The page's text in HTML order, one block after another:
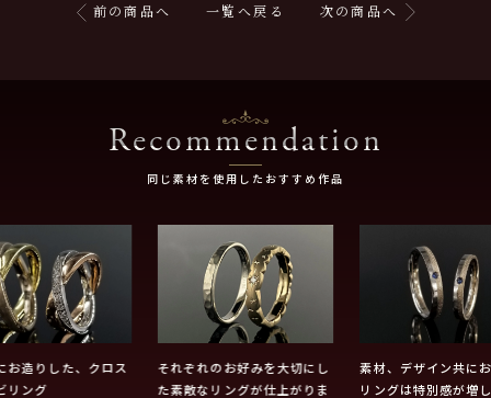
前の商品へ 一覧へ戻る 次の商品へ
Recommendation
同じ素材を使用したおすすめ作品
お造りした、クロス
リング
それぞれのお好みを大切にし
た素敵なリングが仕上がりま
素材、デザイン共に
リングは特別感が増